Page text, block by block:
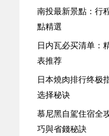
南投最新景點：行
點精選
日内瓦必买清单：
表推荐
日本燒肉排行终极
选择秘诀
慕尼黑自駕住宿全
巧與省錢秘訣